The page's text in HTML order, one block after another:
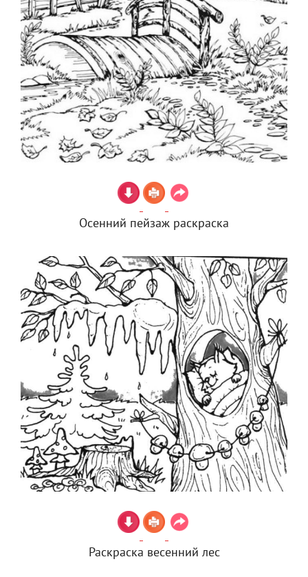
Осенний пейзаж раскраска
Раскраска весенний лес